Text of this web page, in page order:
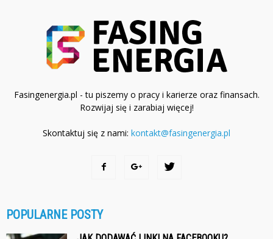
Fasingenergia.pl - tu piszemy o pracy i karierze oraz finansach.
Rozwijaj się i zarabiaj więcej!
Skontaktuj się z nami: kontakt@fasingenergia.pl
POPULARNE POSTY